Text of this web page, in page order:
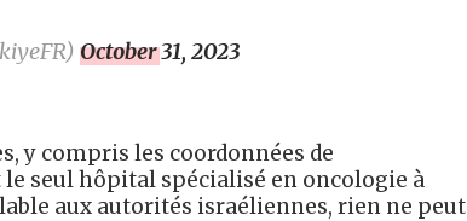
October 31, 2023
y compris les coordonnées de
seul hôpital spécialisé en oncologie à
aux autorités israéliennes, rien ne peut